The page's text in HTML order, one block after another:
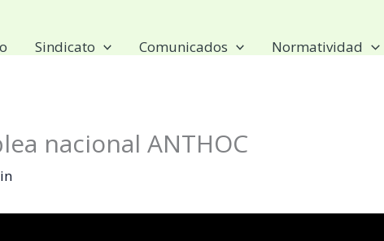
Sindicato Comunicados Normatividad
nacional ANTHOC